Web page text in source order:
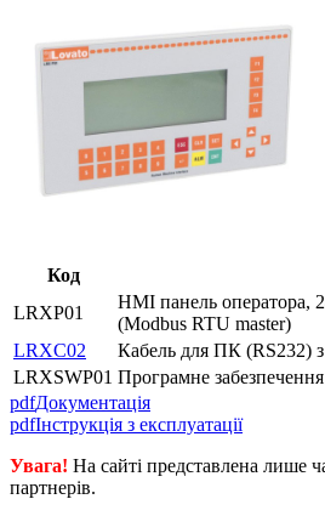
Код
LRXP01
HMI панель оператора,
(Modbus RTU master)
LRXC02
Кабель для ПК (RS232)
LRXSWP01 Програмне
pdfДокументація
pdfІнструкція з експлуатації
Увага! На сайті представлена лише
партнерів.